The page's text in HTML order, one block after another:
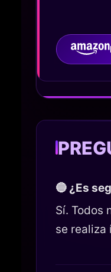
🔵 ¿Es
Sí. Todos
se realiza